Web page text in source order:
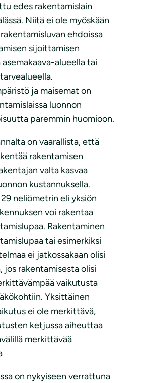
edes rakentamislain
Niitä ei ole myöskään
ehdoissa
sijoittamisen
alueella tai
ja maisemat on
luonnon
paremmin huomioon.
on vaarallista, että
rakentamisen
valta kasvaa
kustannuksella.
neliömetrin eli yksiön
voi rakentaa
Rakentaminen
tai esimerkiksi
ei jatkossakaan olisi
jos rakentamisesta olisi
vaikutusta
Yksittäinen
ei ole merkittävä,
ketjussa aiheuttaa
merkittävää
on nykyiseen verrattuna